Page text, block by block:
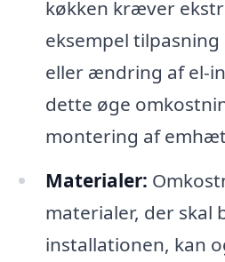
køkken kræver
eksempel tilpasning
eller ændring af el-
dette øge
montering af
Materialer:
materialer, der skal
installationen, kan